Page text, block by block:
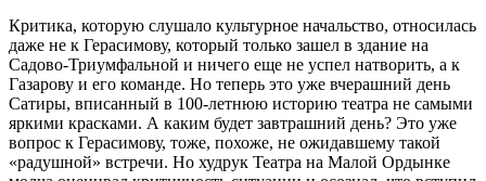
Критика, которую слушало культурное начальство, относилась
даже не к Герасимову, который только зашел в здание на
Садово-Триумфальной и ничего еще не успел натворить, а к
Газарову и его команде. Но теперь это уже вчерашний день
Сатиры, вписанный в 100-летнюю историю театра не самыми
яркими красками. А каким будет завтрашний день? Это уже
вопрос к Герасимову, тоже, похоже, не ожидавшему такой
«радушной» встречи. Но худрук Театра на Малой Ордынке